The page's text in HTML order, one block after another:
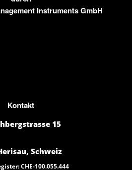
Instruments GmbH
Kontakt
15
Schweiz
CHE-100.055.444